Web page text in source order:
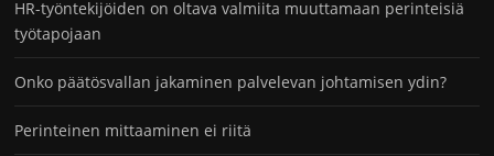
HR-työntekijöiden on oltava valmiita muuttamaan perinteisiä
työtapojaan
Onko päätösvallan jakaminen palvelevan johtamisen ydin?
Perinteinen mittaaminen ei riitä